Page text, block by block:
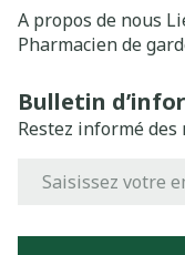
A propos de nous
Pharmacien de
Bulletin
Restez informé